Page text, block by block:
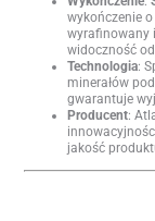
wykończenie
wyrafinowany
widoczność
Technologia:
minerałów
gwarantuje
Producent:
jakość